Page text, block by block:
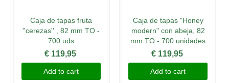
Caja de tapas fruta
''cerezas'' , 82 mm TO -
700 uds
€ 119,95
Add to cart
Caja de tapas "Honey
modern" con abeja, 82
mm TO - 700 unidades
€ 119,95
Add to cart